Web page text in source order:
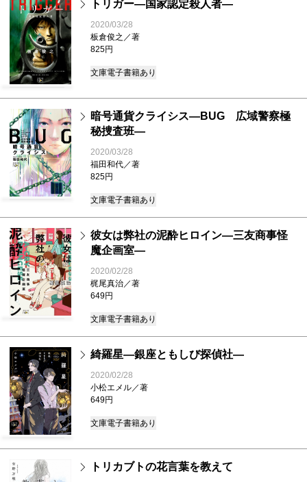
トリガー―国家認定殺人者―
2020/03/28
板倉俊之／著
825円
文庫電子書籍あり
暗号通貨クライシス―BUG 広域警察極
秘捜査班―
2020/03/28
福田和代／著
825円
文庫電子書籍あり
彼女は弊社の泥酔ヒロイン―三友商事怪
魔企画室―
2020/02/28
梶尾真治／著
649円
文庫電子書籍あり
綺羅星―銀座ともしび探偵社―
2020/02/28
小松エメル／著
649円
文庫電子書籍あり
トリカブトの花言葉を教えて